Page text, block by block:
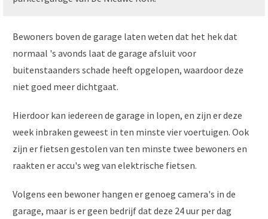
Bewoners boven de garage laten weten dat het hek dat
normaal 's avonds laat de garage afsluit voor
buitenstaanders schade heeft opgelopen, waardoor deze
niet goed meer dichtgaat.
Hierdoor kan iedereen de garage in lopen, en zijn er deze
week inbraken geweest in ten minste vier voertuigen. Ook
zijn er fietsen gestolen van ten minste twee bewoners en
raakten er accu's weg van elektrische fietsen.
Volgens een bewoner hangen er genoeg camera's in de
garage, maar is er geen bedrijf dat deze 24 uur per dag